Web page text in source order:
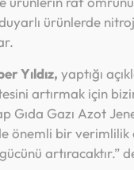
ürünlerde
Yıldız, yaptığı
artırmak için
Gazı Azot
önemli bir verimlilik
artıracaktır.”